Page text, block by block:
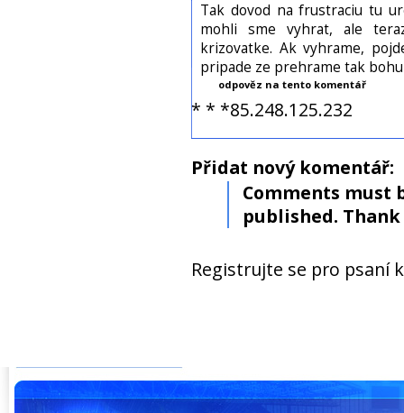
Tak dovod na frustraciu tu
mohli sme vyhrat, ale
krizovatke. Ak vyhrame,
pripade ze prehrame tak
odpověz na tento komentář
* * *85.248.125.232
Přidat nový komentář:
Comments must
published. Thank
Registrujte se pro psaní